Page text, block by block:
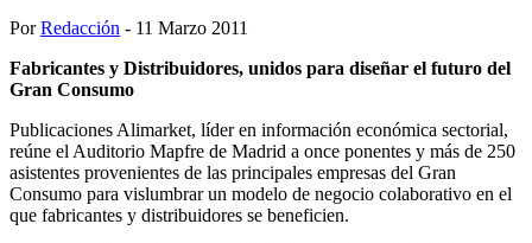
PorRedacción - 11 Marzo 2011
Fabricantes y Distribuidores, unidos para diseñar el futuro del
Gran Consumo
Publicaciones Alimarket, líder en información económica sectorial,
reúne el Auditorio Mapfre de Madrid a once ponentes y más de 250
asistentes provenientes de las principales empresas del Gran
Consumo para vislumbrar un modelo de negocio colaborativo en el
que fabricantes y distribuidores se beneficien.